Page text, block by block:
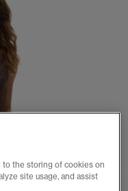
to the storing of cookies on
site usage, and assist